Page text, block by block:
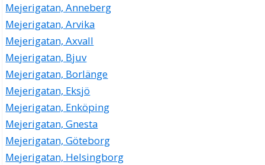
Mejerigatan, Anneberg
Mejerigatan, Arvika
Mejerigatan, Axvall
Mejerigatan, Bjuv
Mejerigatan, Borlänge
Mejerigatan, Eksjö
Mejerigatan, Enköping
Mejerigatan, Gnesta
Mejerigatan, Göteborg
Mejerigatan, Helsingborg